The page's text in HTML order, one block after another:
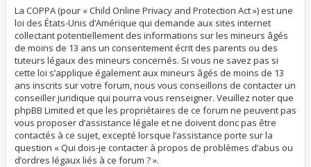
La COPPA (pour « Child Online Privacy and Protection Act ») est une
loi des États-Unis d’Amérique qui demande aux sites internet
collectant potentiellement des informations sur les mineurs âgés
de moins de 13 ans un consentement écrit des parents ou des
tuteurs légaux des mineurs concernés. Si vous ne savez pas si
cette loi s’applique également aux mineurs âgés de moins de 13
ans inscrits sur votre forum, nous vous conseillons de contacter un
conseiller juridique qui pourra vous renseigner. Veuillez noter que
phpBB Limited et que les propriétaires de ce forum ne peuvent pas
vous proposer d’assistance légale et ne doivent donc pas être
contactés à ce sujet, excepté lorsque l’assistance porte sur la
question « Qui dois-je contacter à propos de problèmes d’abus ou
d’ordres légaux liés à ce forum ? ».